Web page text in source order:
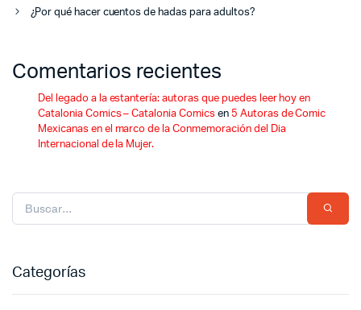
¿Por qué hacer cuentos de hadas para adultos?
Comentarios recientes
Del legado a la estantería: autoras que puedes leer hoy en
Catalonia Comics – Catalonia Comicsen 5 Autoras de Comic
Mexicanas en el marco de la Conmemoración del Dia
Internacional de la Mujer.
Categorías